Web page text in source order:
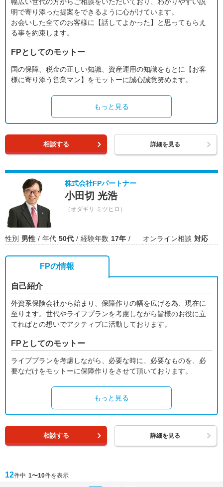
明で寄り添った提案をできるように心がけています。
お会いした全てのお客様に【話してよかった】と思ってもらえ
る事を約束します。
FPとしてのモットー
国の保障、税金の正しい知識、資産運用の知識をもとに【お客
様に寄り添う営業マン】をモットーに誠心誠意努めます。
もっと見る
相談する 詳細を見る
株式会社FPパートナー
小田切 光浩
（オダギリ ミツヒロ）
性別 男性 年代 50代 経験年数 17年 オンライン相談 対応
FPの情報
自己紹介
外資系保険会社から始まり、保障作りの幅を広げる為、現在に
至ります。世代やライフプランを考慮しながら皆様のお役に立
てればとの想いでアクティブに活動しております。
FPとしてのモットー
ライププランを考慮しながら、必要な時に、必要なものを、必
要なだけをモットーに保障作りをさせて頂いております。
もっと見る
相談する 詳細を見る
12件中 1〜10件を表示